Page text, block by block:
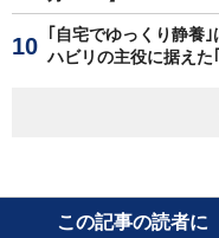
｢自宅でゆっくり静養
ハビリの主役に据えた
この記事の読者に